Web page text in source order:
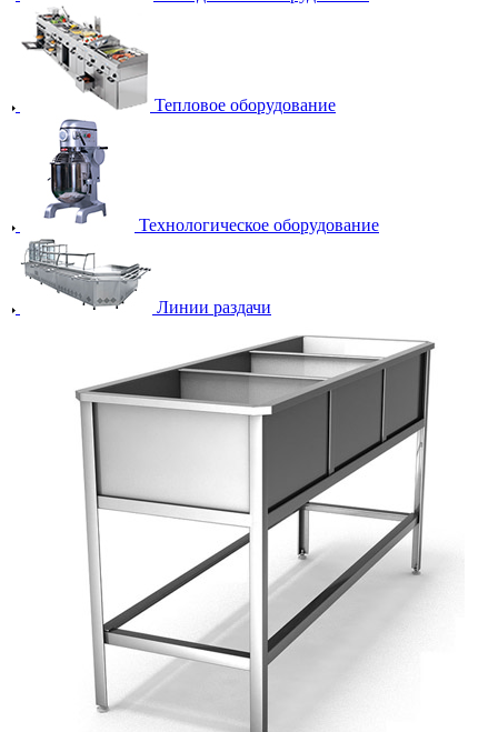
Тепловое оборудование
Технологическое оборудование
Линии раздачи